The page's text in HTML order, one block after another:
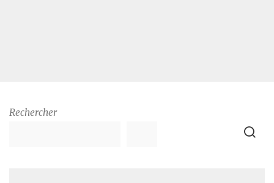
Rechercher